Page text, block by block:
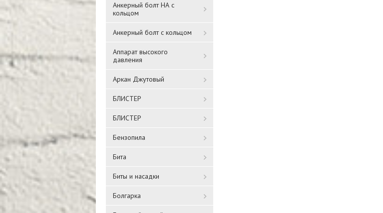
Анкерный болт НА с
кольцом
Анкерный болт с кольцом
Аппарат высокого
давления
Аркан Джутовый
БЛИСТЕР
БЛИСТЕР
Бензопила
Бита
Биты и насадки
Болгарка